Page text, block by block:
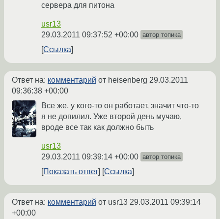
сервера для питона
usr13
29.03.2011 09:37:52 +00:00 автор топика
Ссылка
Ответ на: комментарий от heisenberg 29.03.2011
09:36:38 +00:00
Все же, у кого-то он работает, значит что-то
я не допилил. Уже второй день мучаю,
вроде все так как должно быть
usr13
29.03.2011 09:39:14 +00:00 автор топика
Показать ответ Ссылка
Ответ на: комментарий от usr13 29.03.2011 09:39:14
+00:00